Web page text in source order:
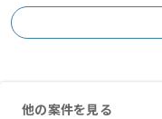
他の案件を見る